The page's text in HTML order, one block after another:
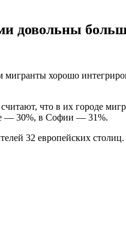
довольны
хорошо
что в их городе
— 30%, в Софии — 31%.
32 европейских